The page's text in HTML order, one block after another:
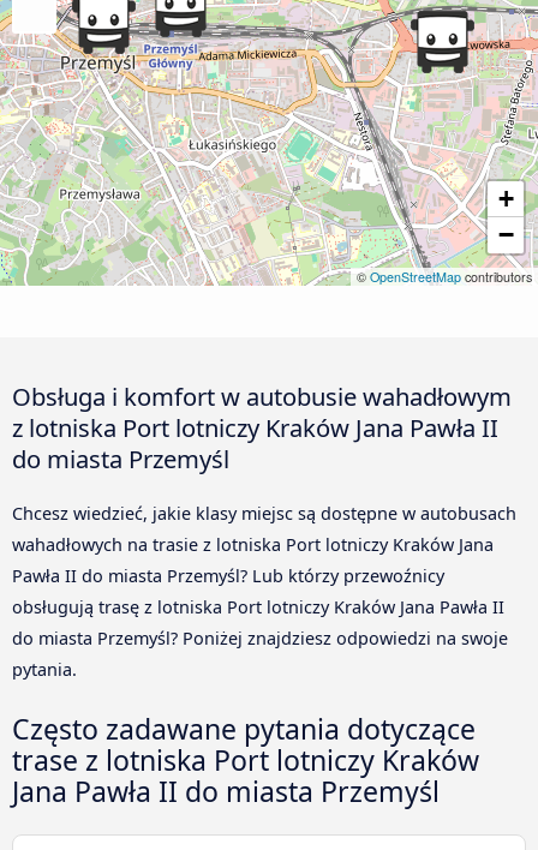
+
−
© OpenStreetMap contributors
Obsługa i komfort w autobusie wahadłowym
z lotniska Port lotniczy Kraków Jana Pawła II
do miasta Przemyśl
Chcesz wiedzieć, jakie klasy miejsc są dostępne w autobusach
wahadłowych na trasie z lotniska Port lotniczy Kraków Jana
Pawła II do miasta Przemyśl? Lub którzy przewoźnicy
obsługują trasę z lotniska Port lotniczy Kraków Jana Pawła II
do miasta Przemyśl? Poniżej znajdziesz odpowiedzi na swoje
pytania.
Często zadawane pytania dotyczące
trase z lotniska Port lotniczy Kraków
Jana Pawła II do miasta Przemyśl